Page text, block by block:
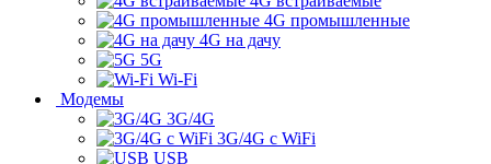
4G промышленные
4G на дачу
5G
Wi-Fi
Модемы
3G/4G
3G/4G с WiFi
USB